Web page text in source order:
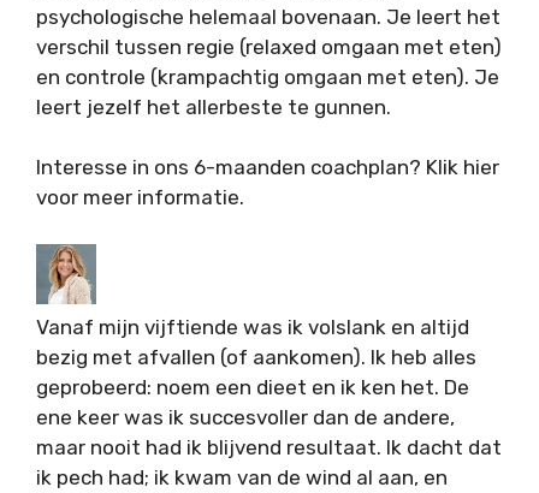
psychologische helemaal bovenaan. Je leert het
verschil tussen regie (relaxed omgaan met eten)
en controle (krampachtig omgaan met eten). Je
leert jezelf het allerbeste te gunnen.
Interesse in ons 6-maanden coachplan? Klik hier
voor meer informatie.
Vanaf mijn vijftiende was ik volslank en altijd
bezig met afvallen (of aankomen). Ik heb alles
geprobeerd: noem een dieet en ik ken het. De
ene keer was ik succesvoller dan de andere,
maar nooit had ik blijvend resultaat. Ik dacht dat
ik pech had; ik kwam van de wind al aan, en